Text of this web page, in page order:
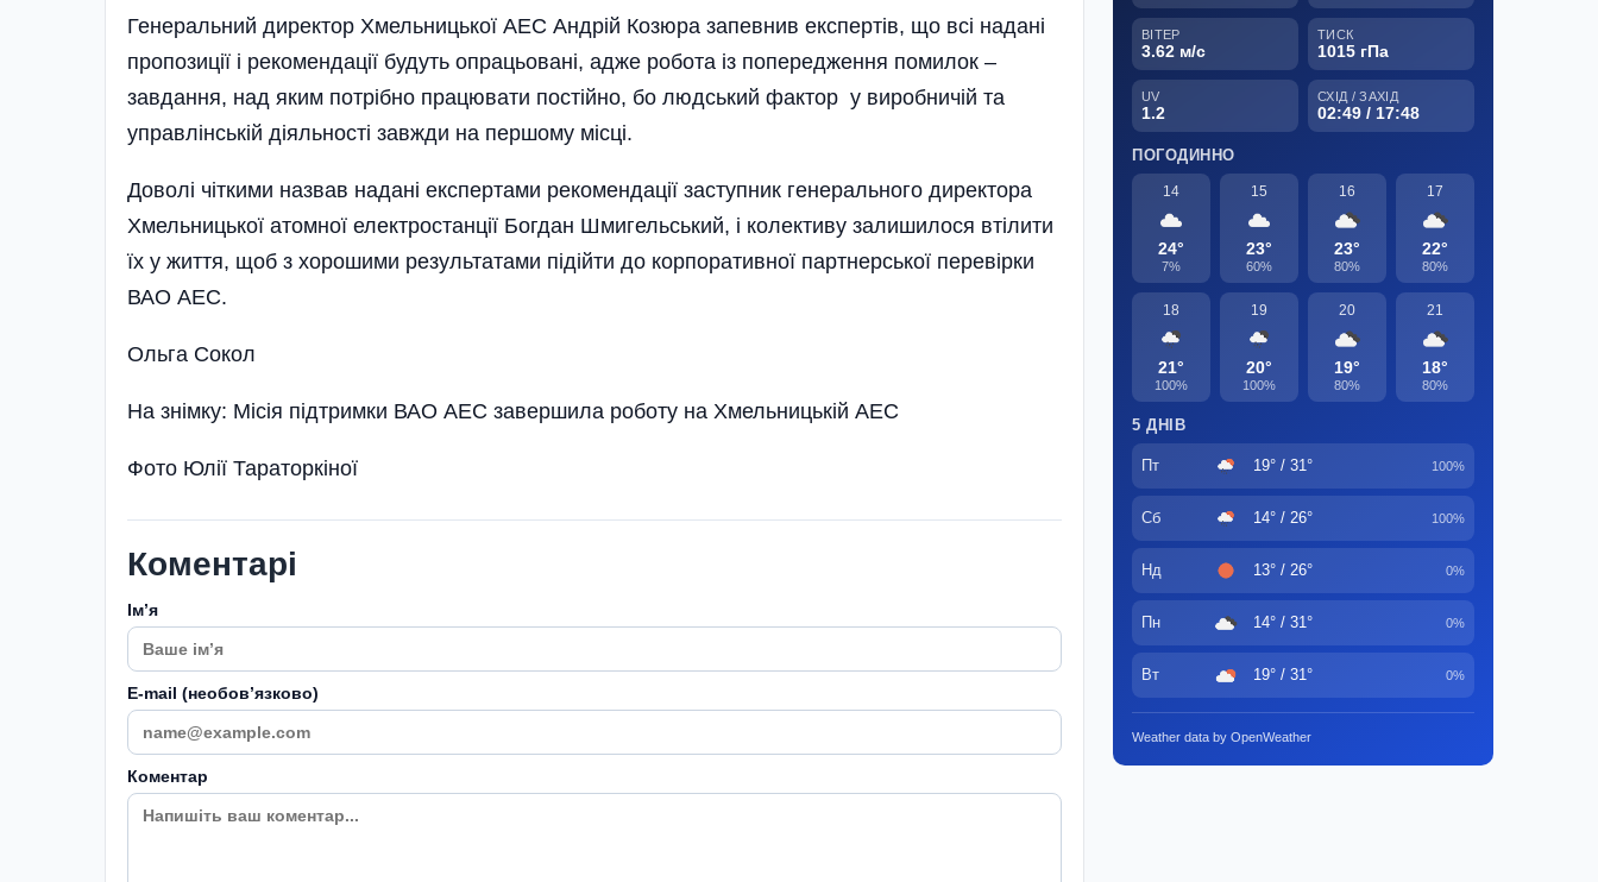
Генеральний директор Хмельницької АЕС Андрій Козюра запевнив експертів, що всі надані
пропозиції і рекомендації будуть опрацьовані, адже робота із попередження помилок –
завдання, над яким потрібно працювати постійно, бо людський фактор у виробничій та
управлінській діяльності завжди на першому місці.
Доволі чіткими назвав надані експертами рекомендації заступник генерального директора
Хмельницької атомної електростанції Богдан Шмигельський, і колективу залишилося втілити
їх у життя, щоб з хорошими результатами підійти до корпоративної партнерської пе­ревірки
ВАО АЕС.
Ольга Сокол
На знімку: Місія підтримки ВАО АЕС завершила роботу на Хмельницькій АЕС
Фото Юлії Тараторкіної
Коментарі
Імʼя
E-mail (необовʼязково)
Коментар
ВІТЕР
3.62 м/с
ТИСК
1015 гПа
UV
1.2
СХІД / ЗАХІД
02:49 / 17:48
ПОГОДИННО
14
24°
7%
15
23°
60%
16
23°
80%
17
22°
80%
18
21°
100%
19
20°
100%
20
19°
80%
21
18°
80%
5 ДНІВ
Пт 19° / 31° 100%
Сб 14° / 26° 100%
Нд 13° / 26° 0%
Пн 14° / 31° 0%
Вт 19° / 31° 0%
Weather data by OpenWeather